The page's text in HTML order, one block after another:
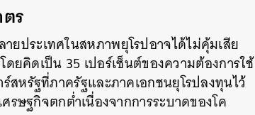
ร
ยประเทศในสหภาพยุโรปอาจได้ไม่คุ้มเสีย
ยคิดเป็น 35 เปอร์เซ็นต์ของความต้องการใช้
หรัฐที่ภาครัฐและภาคเอกชนยุโรปลงทุนไว้
รษฐกิจตกต่ำเนื่องจากการระบาดของโค